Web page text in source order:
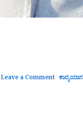
Leave a Comment ಕಾವ್ಯಯಾನ